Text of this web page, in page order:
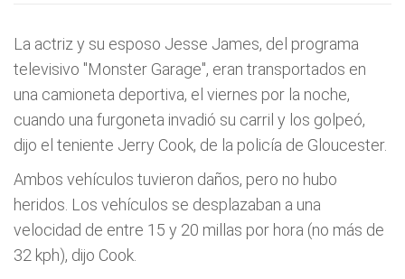
La actriz y su esposo Jesse James, del programa
televisivo "Monster Garage", eran transportados en
una camioneta deportiva, el viernes por la noche,
cuando una furgoneta invadió su carril y los golpeó,
dijo el teniente Jerry Cook, de la policía de Gloucester.
Ambos vehículos tuvieron daños, pero no hubo
heridos. Los vehículos se desplazaban a una
velocidad de entre 15 y 20 millas por hora (no más de
32 kph), dijo Cook.